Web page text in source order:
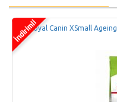
Royal Canin XSmall